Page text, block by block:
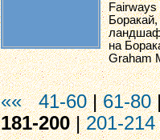
Fairways
на
Graham
«« 41-60|61-80
181-200|201-214